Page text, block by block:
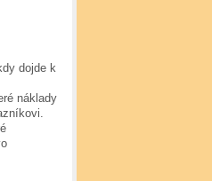
dojde k
náklady